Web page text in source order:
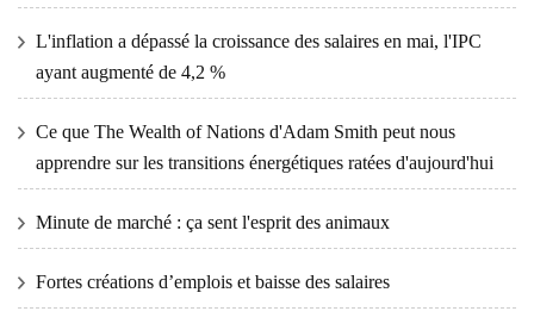
L'inflation a dépassé la croissance des salaires en mai, l'IPC
ayant augmenté de 4,2 %
Ce que The Wealth of Nations d'Adam Smith peut nous
apprendre sur les transitions énergétiques ratées d'aujourd'hui
Minute de marché : ça sent l'esprit des animaux
Fortes créations d’emplois et baisse des salaires